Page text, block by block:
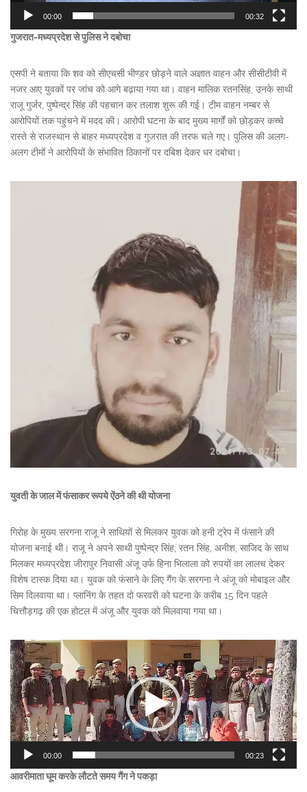
00:00 00:32
गुजरात-मध्यप्रदेश से पुलिस ने दबोचा
एसपी ने बताया कि शव को सीएचसी भीण्डर छोड़ने वाले अज्ञात वाहन और सीसीटीवी में
नजर आए युवकों पर जांच को आगे बढ़ाया गया था। वाहन मालिक रतनसिंह, उनके साथी
राजू गुर्जर, पुष्पेन्द्र सिंह की पहचान कर तलाश शुरू की गई। टीम वाहन नम्बर से
आरोपियों तक पहुंचने में मदद की। आरोपी घटना के बाद मुख्य मार्गों को छोड़कर कच्चे
रास्ते से राजस्थान से बाहर मध्यप्रदेश व गुजरात की तरफ चले गए। पुलिस की अलग-
अलग टीमों ने आरोपियों के संभावित ठिकानों पर दबिश देकर धर दबोचा।
युवती के जाल में फंसाकर रूपये ऐंठने की थी योजना
गिरोह के मुख्य सरगना राजू ने साथियों से मिलकर युवक को हनी ट्रेप में फंसाने की
योजना बनाई थी। राजू ने अपने साथी पुष्पेन्द्र सिंह, रतन सिंह, अनीश, साजिद के साथ
मिलकर मध्यप्रदेश जीरापुर निवासी अंजू उर्फ हिना भिलाला को रुपयों का लालच देकर
विशेष टास्क दिया था। युवक को फंसाने के लिए गैंग के सरगना ने अंजू को मोबाइल और
सिम दिलवाया था। प्लानिंग के तहत दो फरवरी को घटना के करीब 15 दिन पहले
चित्तौड़गढ़ की एक होटल में अंजू और युवक को मिलवाया गया था।
Video
Player
00:00 00:23
आवरीमाता घूम करके लौटते समय गैंग ने पकड़ा